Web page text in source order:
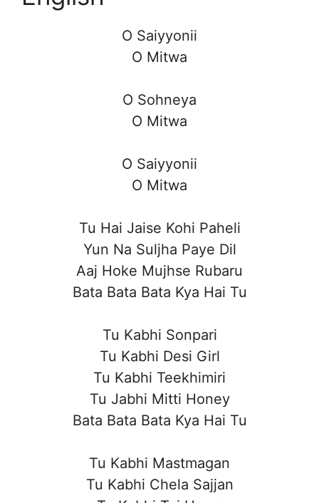
O Saiyyonii
O Mitwa
O Sohneya
O Mitwa
O Saiyyonii
O Mitwa
Tu Hai Jaise Kohi Paheli
Yun Na Suljha Paye Dil
Aaj Hoke Mujhse Rubaru
Bata Bata Bata Kya Hai Tu
Tu Kabhi Sonpari
Tu Kabhi Desi Girl
Tu Kabhi Teekhimiri
Tu Jabhi Mitti Honey
Bata Bata Bata Kya Hai Tu
Tu Kabhi Mastmagan
Tu Kabhi Chela Sajjan